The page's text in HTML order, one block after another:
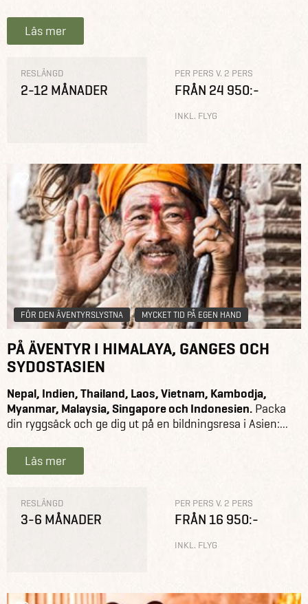
Läs mer
RESLÄNGD
2-12 MÅNADER
PER PERS V. 2 PERS
FRÅN 24 950:-
INKL. FLYG
FÖR DEN ÄVENTYRSLYSTNA MYCKET TID PÅ EGEN HAND
PÅ ÄVENTYR I HIMALAYA, GANGES OCH
SYDOSTASIEN
Nepal, Indien, Thailand, Laos, Vietnam, Kambodja,
Myanmar, Malaysia, Singapore och Indonesien. Packa
din ryggsäck och ge dig ut på en bildningsresa i Asien:...
Läs mer
RESLÄNGD
3-6 MÅNADER
PER PERS V. 2 PERS
FRÅN 16 950:-
INKL. FLYG